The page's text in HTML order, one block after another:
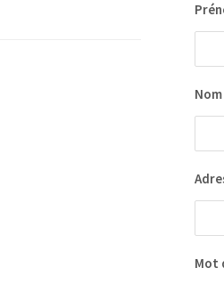
Nom
Mot